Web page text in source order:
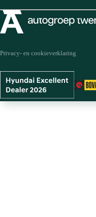
Privacy- en cookieverklaring